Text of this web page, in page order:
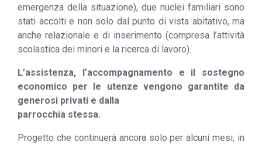
emergenza della situazione), due nuclei familiari sono
stati accolti e non solo dal punto di vista abitativo, ma
anche relazionale e di inserimento (compresa l’attività
scolastica dei minori e la ricerca di lavoro).
L’assistenza, l’accompagnamento e il sostegno
economico per le utenze vengono garantite da
generosi privati e dalla
parrocchia stessa.
Progetto che continuerà ancora solo per alcuni mesi, in